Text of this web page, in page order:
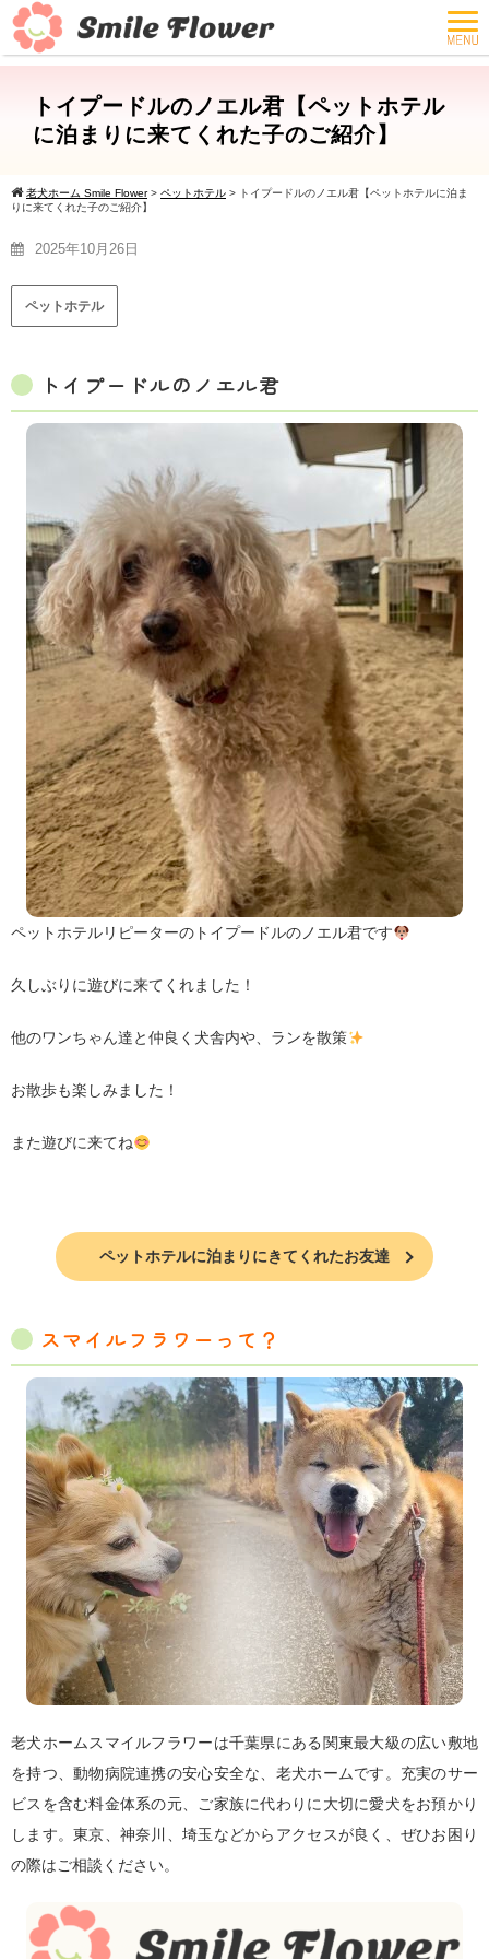
トイプードルのノエル君【ペットホテル
に泊まりに来てくれた子のご紹介】
老犬ホーム Smile Flower> ペットホテル > トイプードルのノエル君【ペットホテルに泊ま
りに来てくれた子のご紹介】
2025年10月26日
ペットホテル
トイプードルのノエル君
ペットホテルリピーターのトイプードルのノエル君です
久しぶりに遊びに来てくれました！
他のワンちゃん達と仲良く犬舎内や、ランを散策
お散歩も楽しみました！
また遊びに来てね
ペットホテルに泊まりにきてくれたお友達
スマイルフラワーって？
老犬ホームスマイルフラワーは千葉県にある関東最大級の広い敷地
を持つ、動物病院連携の安心安全な、老犬ホームです。充実のサー
ビスを含む料金体系の元、ご家族に代わりに大切に愛犬をお預かり
します。東京、神奈川、埼玉などからアクセスが良く、ぜひお困り
の際はご相談ください。